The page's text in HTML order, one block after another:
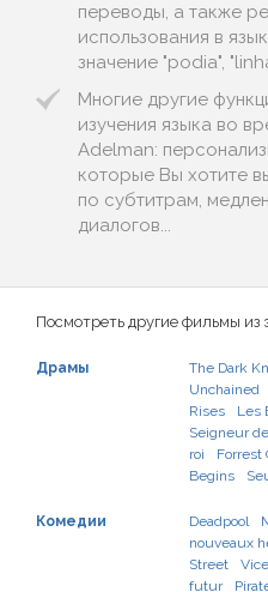
переводы, а также
использования в
значение "podia",
Многие другие
изучения языка во
Adelman:
которые Вы хотите
по субтитрам,
диалогов...
Посмотреть другие фильмы из
Драмы The Dark
Unchained
Rises
Les
Seigneur
roi
Forrest
Begins
Комедии Deadpool
nouveaux
Street
futur